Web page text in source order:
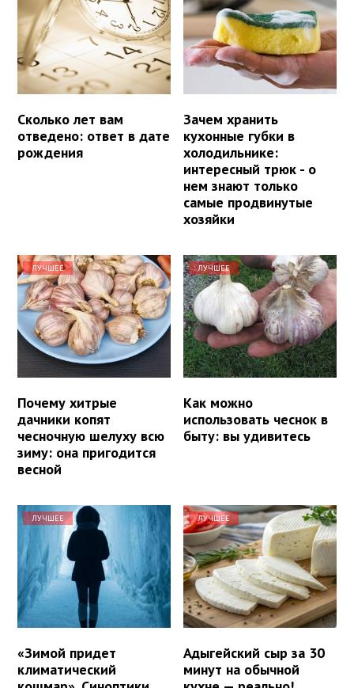
Сколько лет вам
отведено: ответ в дате
рождения
Зачем хранить
кухонные губки в
холодильнике:
интересный трюк - о
нем знают только
самые продвинутые
хозяйки
ЛУЧШЕЕ
Почему хитрые
дачники копят
чесночную шелуху всю
зиму: она пригодится
весной
ЛУЧШЕЕ
Как можно
использовать чеснок в
быту: вы удивитесь
ЛУЧШЕЕ
«Зимой придет
климатический
ЛУЧШЕЕ
Адыгейский сыр за 30
минут на обычной